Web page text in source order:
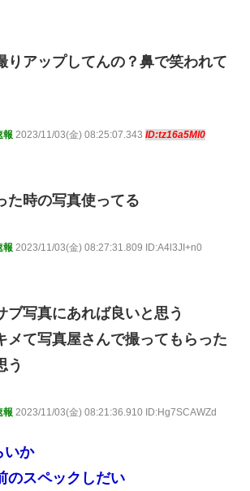
りアップしてんの？鼻で笑われて
報 2023/11/03(金) 08:25:07.343 ID:tz16a5Ml0
た時の写真使ってる
報 2023/11/03(金) 08:27:31.809 ID:A4l3JI+n0
ブ写真にあれば良いと思う
メて写真屋さんで撮ってもらった
う
報 2023/11/03(金) 08:21:36.910 ID:Hg7SCAWZd
いか
のスペックしだい